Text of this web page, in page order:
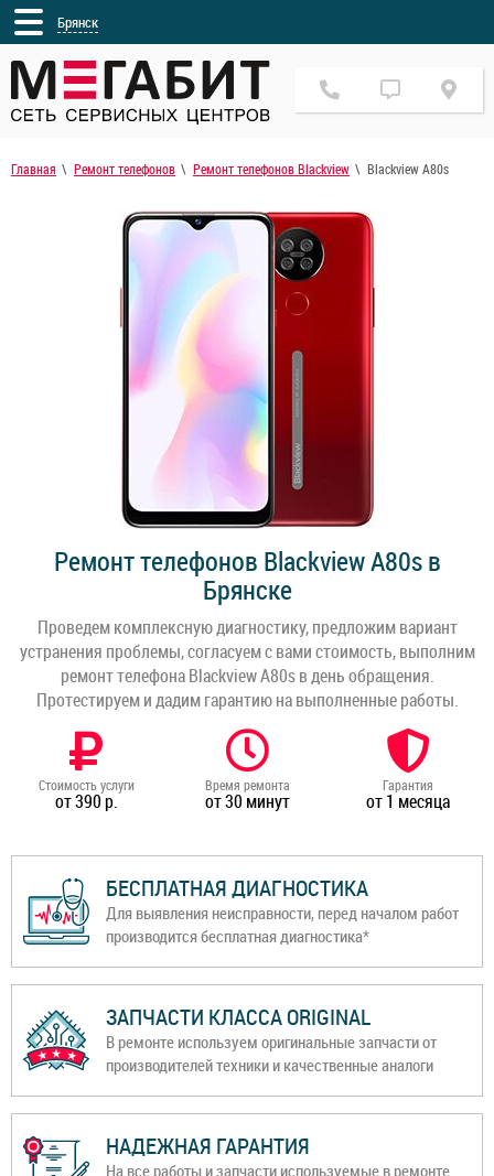
Брянск
Главная Ремонт телефонов Ремонт телефонов Blackview Blackview A80s
Ремонт телефонов Blackview A80s в
Брянске
Проведем комплексную диагностику, предложим вариант
устранения проблемы, согласуем с вами стоимость, выполним
ремонт телефона Blackview A80s в день обращения.
Протестируем и дадим гарантию на выполненные работы.
Стоимость услуги
от 390 р.
Время ремонта
от 30 минут
Гарантия
от 1 месяца
БЕСПЛАТНАЯ ДИАГНОСТИКА
Для выявления неисправности, перед началом работ
производится бесплатная диагностика*
ЗАПЧАСТИ КЛАССА ORIGINAL
В ремонте используем оригинальные запчасти от
производителей техники и качественные аналоги
НАДЕЖНАЯ ГАРАНТИЯ
На все работы и запчасти используемые в ремонте